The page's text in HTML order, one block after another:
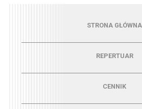
Menu - strona główna
STRONA GŁÓWNA
Menu - repertuarREPERTUAR
CENNIK